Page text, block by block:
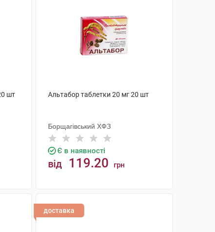
шт Альтабор таблетки 20 мг 20 шт
Борщагівський ХФЗ
Є в наявності
від 119.20 грн
доставка